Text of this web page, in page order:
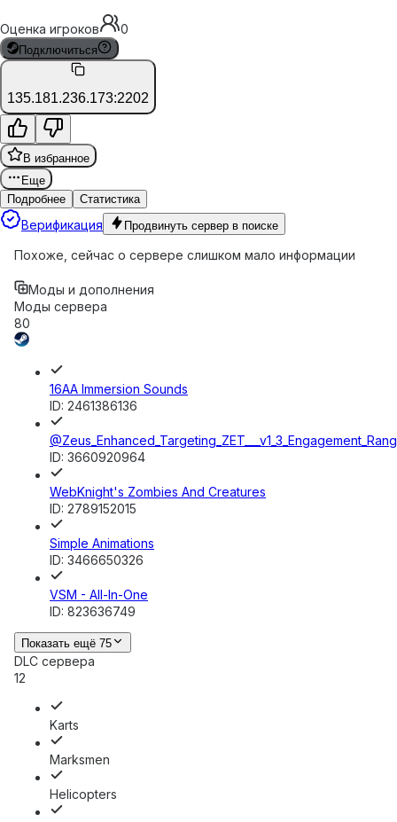
Оценка игроков 0
Подключиться
135.181.236.173:2202
В избранное
Еще
Подробнее
Статистика
Верификация Продвинуть сервер в поиске
Похоже, сейчас о сервере слишком мало информации
Моды и дополнения
Моды сервера
80
16AA Immersion Sounds
ID: 2461386136
ID: 3660920964
WebKnight's Zombies And Creatures
ID: 2789152015
Simple Animations
ID: 3466650326
VSM - All-In-One
ID: 823636749
Показать ещё 75
DLC сервера
12
Karts
Marksmen
Helicopters